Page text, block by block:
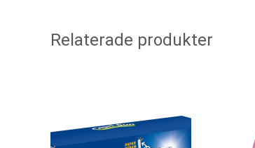
Relaterade produkter